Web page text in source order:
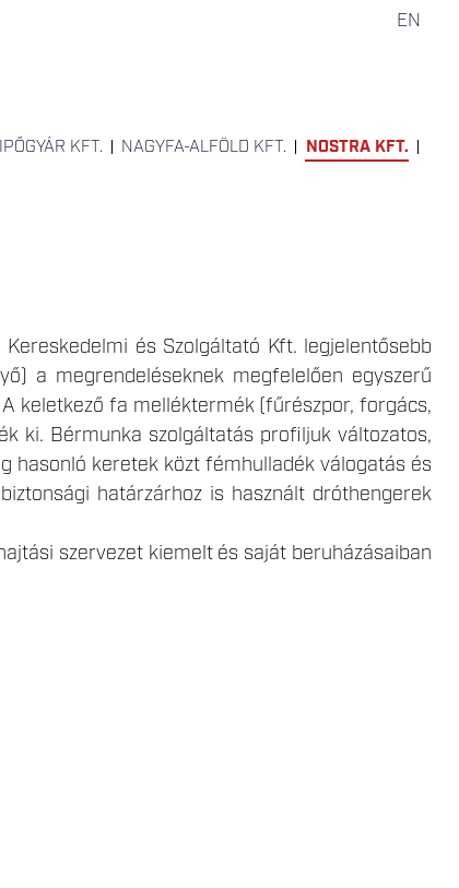
EN
KFT. NAGYFA-ALFÖLD KFT.
NOSTRA KFT.
és Szolgáltató Kft. legjelentősebb
a megrendeléseknek megfelelően egyszerű
keletkező fa melléktermék (fűrészpor, forgács,
ki. Bérmunka szolgáltatás profiljuk változatos,
hasonló keretek közt fémhulladék válogatás és
határzárhoz is használt dróthengerek
szervezet kiemelt és saját beruházásaiban